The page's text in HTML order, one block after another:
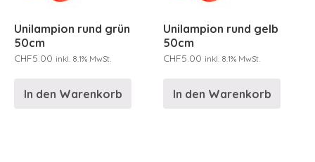
Unilampion rund grün
50cm
CHF5.00 inkl. 8.1% MwSt.
In den Warenkorb
Unilampion rund gelb
50cm
CHF5.00 inkl. 8.1% MwSt.
In den Warenkorb